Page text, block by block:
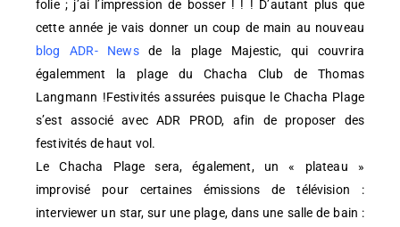
folie ; j’ai l’impression de bosser ! ! ! D’autant plus que
cette année je vais donner un coup de main au nouveau
blog ADR- Newsde la plage Majestic, qui couvrira
égalemment la plage du Chacha Club de Thomas
Langmann !Festivités assurées puisque le Chacha Plage
s’est associé avec ADR PROD, afin de proposer des
festivités de haut vol.
Le Chacha Plage sera, également, un « plateau »
improvisé pour certaines émissions de télévision :
interviewer un star, sur une plage, dans une salle de bain :